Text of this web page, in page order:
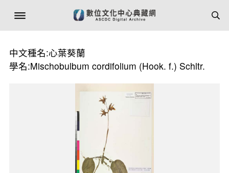
中文種名:心葉葵蘭
學名:Mischobulbum cordifolium (Hook. f.) Schltr.